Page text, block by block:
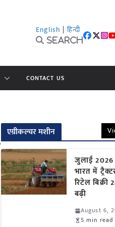
English | हिन्दी
Search
CONTACT US
एग्रीकल्चर मशीन
जुलाई
भारत में
रिटेल बिक्री
बढ़ी
August 6,
5 min read